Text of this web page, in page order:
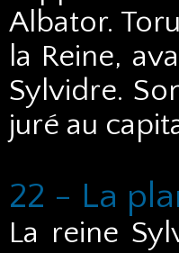
Albator.
la Reine,
Sylvidre.
juré au
22 - La
La reine